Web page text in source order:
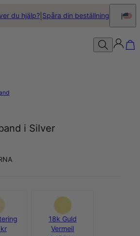
du hjälp? Spåra din beställning
i Silver
18k Guld
Vermeil